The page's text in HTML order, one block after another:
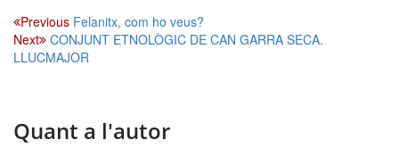
Navegació
d'entrades
Previous Felanitx, com ho veus?
Next CONJUNT ETNOLÒGIC DE CAN GARRA SECA.
LLUCMAJOR
Quant a l'autor